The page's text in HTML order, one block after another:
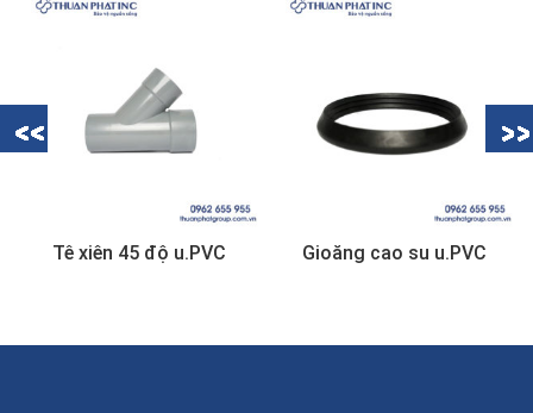
Tê xiên 45 độ u.PVC Gioăng cao su u.PVC